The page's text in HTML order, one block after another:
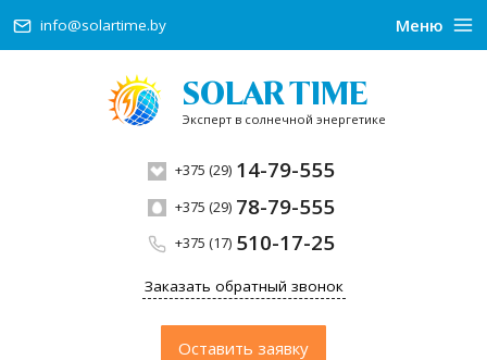
info@solartime.by Меню
SOLAR TIME
Эксперт в солнечной энергетике
+375 (29) 14-79-555
+375 (29) 78-79-555
+375 (17) 510-17-25
Заказать обратный звонок
Оставить заявку